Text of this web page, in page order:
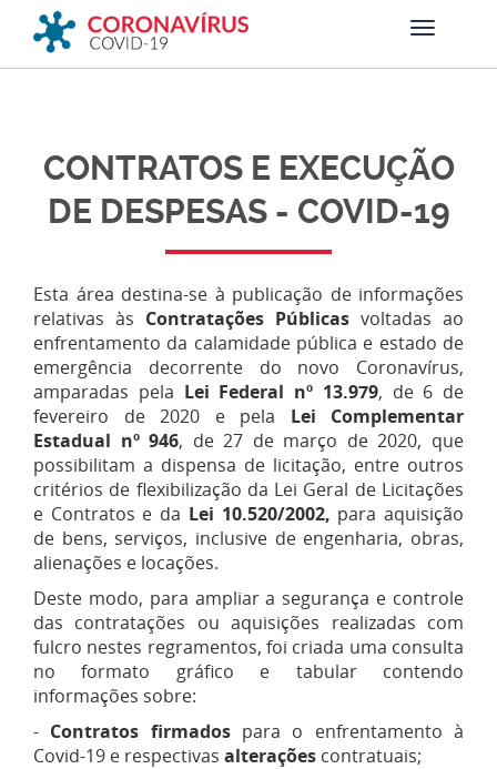
CONTRATOS E EXECUÇÃO
DE DESPESAS - COVID-19
Esta área destina-se à publicação de informações
relativas às Contratações Públicas voltadas ao
enfrentamento da calamidade pública e estado de
emergência decorrente do novo Coronavírus,
amparadas pela Lei Federal nº 13.979, de 6 de
fevereiro de 2020 e pela Lei Complementar
Estadual nº 946, de 27 de março de 2020, que
possibilitam a dispensa de licitação, entre outros
critérios de flexibilização da Lei Geral de Licitações
e Contratos e da Lei 10.520/2002, para aquisição
de bens, serviços, inclusive de engenharia, obras,
alienações e locações.
Deste modo, para ampliar a segurança e controle
das contratações ou aquisições realizadas com
fulcro nestes regramentos, foi criada uma consulta
no formato gráfico e tabular contendo
informações sobre:
- Contratos firmadospara o enfrentamento à
Covid-19 e respectivas alterações contratuais;